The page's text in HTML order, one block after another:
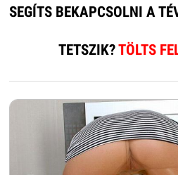
SEGÍTS BEKAPCSOLNI A
TETSZIK?TÖLTS